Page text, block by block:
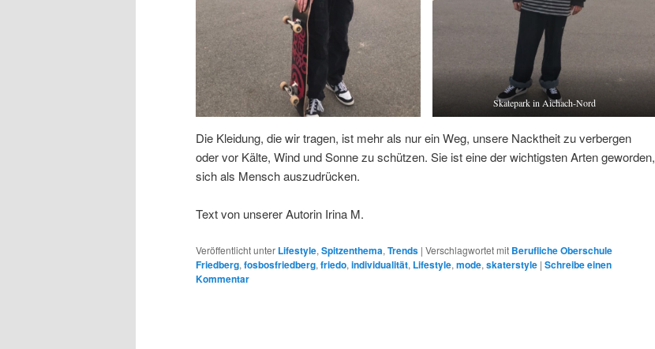
Skatepark in Aichach-Nord
Die Kleidung, die wir tragen, ist mehr als nur ein Weg, unsere Nacktheit zu verbergen
oder vor Kälte, Wind und Sonne zu schützen. Sie ist eine der wichtigsten Arten geworden,
sich als Mensch auszudrücken.
Text von unserer Autorin Irina M.
Veröffentlicht unter Lifestyle, Spitzenthema, Trends | Verschlagwortet mit Berufliche Oberschule
Friedberg, fosbosfriedberg, friedo, individualität, Lifestyle, mode, skaterstyle | Schreibe einen
Kommentar